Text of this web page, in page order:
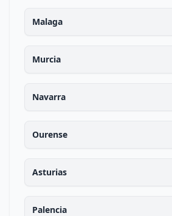
Malaga
Murcia
Navarra
Ourense
Asturias
Palencia